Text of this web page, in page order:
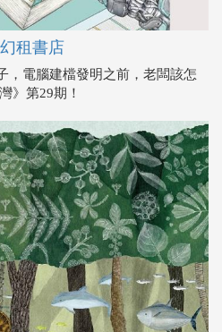
租書店
，電腦建檔發明之前，老闆該怎
》第29期！